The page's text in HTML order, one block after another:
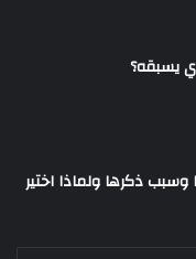
يسبقه؟
وسبب ذكرها ولماذا اختير